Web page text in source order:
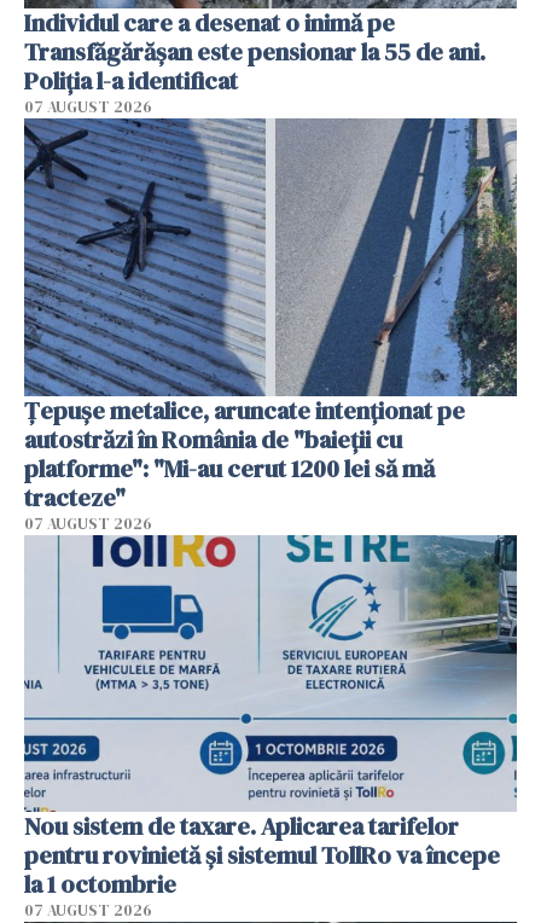
Individul care a desenat o inimă pe
Transfăgărășan este pensionar la 55 de ani.
Poliția l-a identificat
07 AUGUST 2026
Țepușe metalice, aruncate intenționat pe
autostrăzi în România de "baieții cu
platforme": "Mi-au cerut 1200 lei să mă
tracteze"
07 AUGUST 2026
Nou sistem de taxare. Aplicarea tarifelor
pentru rovinietă şi sistemul TollRo va începe
la 1 octombrie
07 AUGUST 2026